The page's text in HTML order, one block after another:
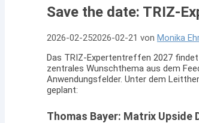
Save the date: TRIZ-
2026-02-252026-02-21 von Monika
Das TRIZ-Expertentreffen 2027
zentrales Wunschthema aus dem
Anwendungsfelder. Unter dem
geplant:
Thomas Bayer: Matrix Upside